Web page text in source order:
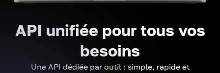
API unifiée pour tous vos
besoins
Une API dédiée par outil : simple, rapide et